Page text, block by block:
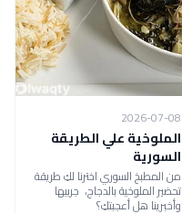
2026-07-08
الملوخية علي الطريقة
السورية
من المطبخ السوري اخترنا لكِ طريقة
تحضير الملوخية بالدجاج، جربيها
وأخبرينا هل أعجبتكِ؟